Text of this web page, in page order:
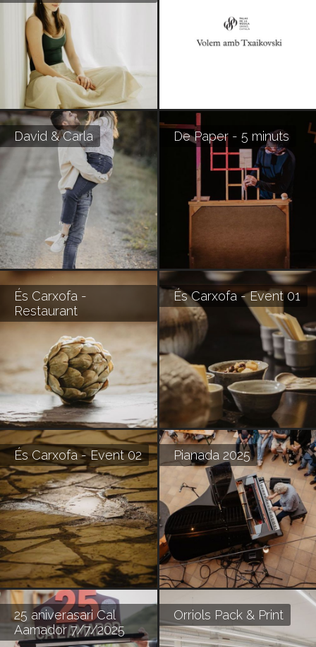
David & Carla De Paper - 5 minuts
És Carxofa -
Restaurant
És Carxofa - Event 01
És Carxofa - Event 02 Pianada 2025
25 aniverasari Cal
Aamador 7/7/2025
Orriols Pack & Print